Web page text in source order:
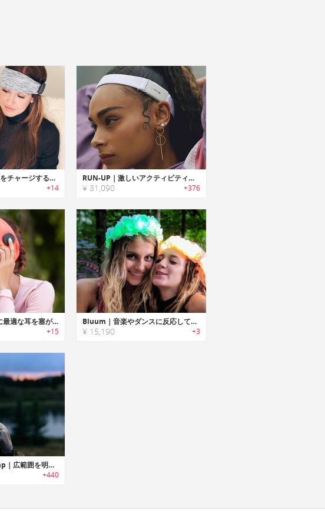
Niraxx｜マインドをチャージするスマート脳波ヘッドバンド「ニーラックス」
+14
RUN-UP｜激しいアクティビティ中に通話も可能なスポーツサウンドウェア「ランナップ」
¥ 31,090 +376
Sonik｜スポーツに最適な耳を塞がない骨伝導ヘアバンド「ソニック」
+15
Bluum｜音楽やダンスに反応して光るLEDフラワークラウン「ブルーム」
¥ 15,190 +3
BioLite HeadLamp｜広範囲を明るく照らせる超スリム/パワフルヘッドライト
+440